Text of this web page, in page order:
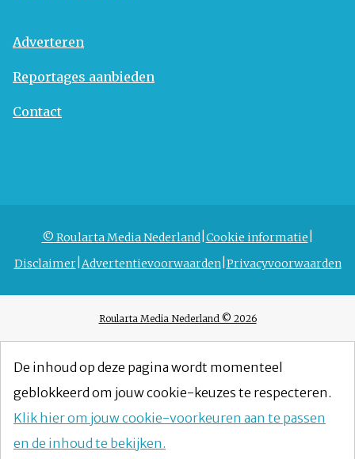
Adverteren
Reportages aanbieden
Contact
© Roularta Media Nederland Cookie informatie
Disclaimer Advertentievoorwaarden Privacyvoorwaarden
Roularta Media Nederland © 2026
De inhoud op deze pagina wordt momenteel
geblokkeerd om jouw cookie-keuzes te respecteren.
Klik hier om jouw cookie-voorkeuren aan te passen
en de inhoud te bekijken.